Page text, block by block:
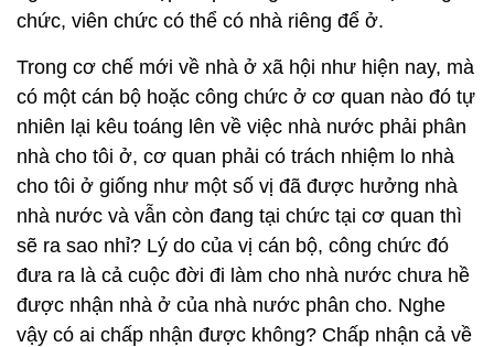
chức, viên chức có thể có nhà riêng để ở.
Trong cơ chế mới về nhà ở xã hội như hiện nay, mà
có một cán bộ hoặc công chức ở cơ quan nào đó tự
nhiên lại kêu toáng lên về việc nhà nước phải phân
nhà cho tôi ở, cơ quan phải có trách nhiệm lo nhà
cho tôi ở giống như một số vị đã được hưởng nhà
nhà nước và vẫn còn đang tại chức tại cơ quan thì
sẽ ra sao nhỉ? Lý do của vị cán bộ, công chức đó
đưa ra là cả cuộc đời đi làm cho nhà nước chưa hề
được nhận nhà ở của nhà nước phân cho. Nghe
vậy có ai chấp nhận được không? Chấp nhận cả về